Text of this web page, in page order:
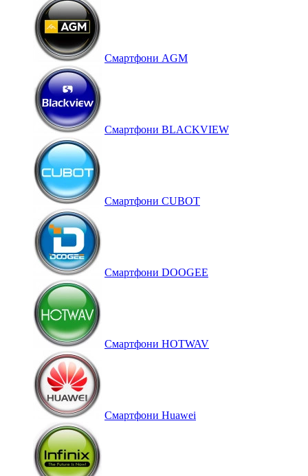
Cмартфони AGM
Смартфони BLACKVIEW
Смартфони CUBOT
Смартфони DOOGEE
Смартфони HOTWAV
Смартфони Huawei